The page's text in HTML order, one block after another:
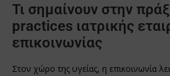
Τι σημαίνουν στην
practices ιατρικής
επικοινωνίας
Στον χώρο της υγείας, η επικοινωνία